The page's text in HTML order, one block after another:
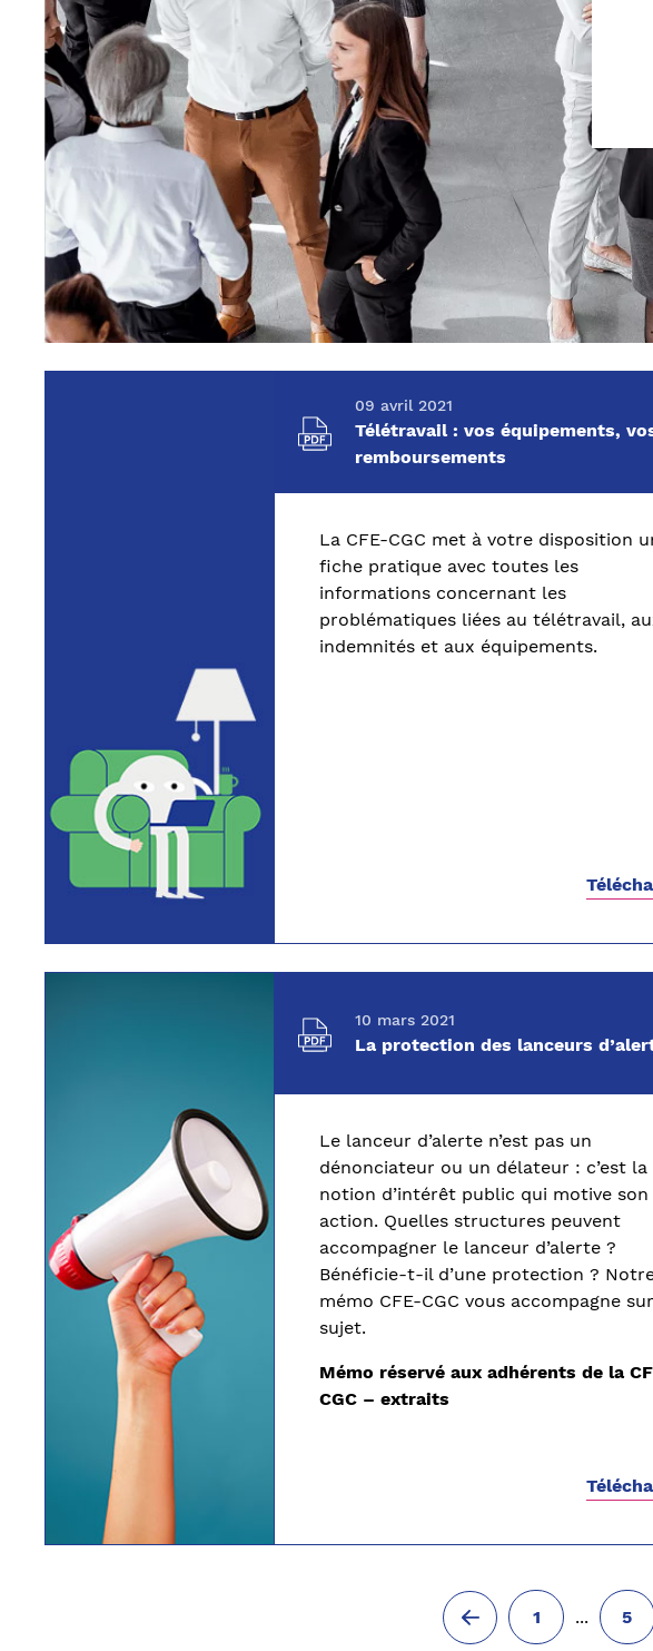
09 avril 2021
Télétravail : vos équipements,
remboursements
La CFE-CGC met à votre disposition
fiche pratique avec toutes les
informations concernant les
problématiques liées au télétravail,
indemnités et aux équipements.
10 mars 2021
La protection des lanceurs
Le lanceur d’alerte n’est pas un
dénonciateur ou un délateur : c’est la
notion d’intérêt public qui motive son
action. Quelles structures peuvent
accompagner le lanceur d’alerte?
Bénéficie-t-il d’une protection ?
mémo CFE-CGC vous accompagne
sujet.
Mémo réservé aux adhérents de la
CGC – extraits
1 ... 5